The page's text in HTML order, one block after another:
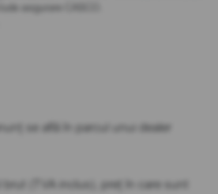
asigurare CASCO.
se află în parcul unui dealer
brut (TVA inclus), preț în care sunt